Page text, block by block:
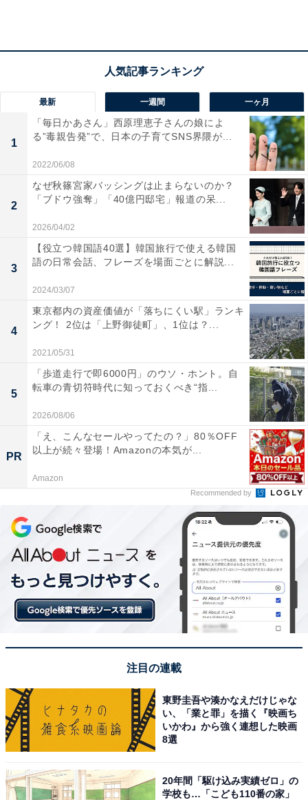
天然痘との共通点が多い「サル痘」…天然痘ワク
チンが有効
天然痘は、「天然痘ウイルス」を病原体とする感染症
で、致死率が30％と極めて高く、最も多くの人類の命を
奪った感染症として有名です。しかし19世紀末にイギリ
スの医師ジェンナーが天然痘ワクチンの「種痘」を開発
し、これが世界中に普及したことで、1980年に根絶され
一方、サル痘（monkeypox）は、天然痘ウイルスと類似
した「サル痘ウイルス」に感染することで発症します。
もともと研究用に飼育されていたサルの間で天然痘に似
た病気の集団感染が起きたことがきっかけで名付けられ
たのですが、げっ歯類や哺乳動物にも感染します。最近
発見された病気ではなく、1950年代にはアフリカで見つ
かっており、すでに一定の対策が講じられてきた病気で
す。人への感染が初めて確認されたのは1970年のことで
す。
サル痘ウイルスに感染すると発熱、頭痛、リンパ節腫脹
などの症状が数日間続き、遅れて発疹が現れます。致死
率は天然痘に比べると低いですが、小児や抵抗力の弱い
人は要注意です。
天然痘とサル痘は、別の感染症ですが類似点が多いこと
から、既に開発済みの天然痘のワクチンが使えるのでは
ないかと考えられ、以前より検討されてきた結果、すで
に有効性が確認されています。今回、世界的な感染拡大
が発覚した時点で、「天然痘ワクチンが有効である」と
いち早く公表されたのは、このためです。
最新 一週間 一ヶ月
1
「毎日かあさん」西原理恵子さんの娘によ
る”毒親告発”で、日本の子育てSNS界隈が...
2022/06/08
2
なぜ秋篠宮家バッシングは止まらないのか？
「ブドウ強奪」「40億円邸宅」報道の呆...
2026/04/02
3
【役立つ韓国語40選】韓国旅行で使える韓国
語の日常会話、フレーズを場面ごとに解説...
2024/03/07
4
東京都内の資産価値が「落ちにくい駅」ランキ
ング！ 2位は「上野御徒町」、1位は？...
2021/05/31
5
「歩道走行で即6000円」のウソ・ホント。自
転車の青切符時代に知っておくべき“指...
2026/08/06
PR
「え、こんなセールやってたの？」80％OFF
以上が続々登場！Amazonの本気が...
Amazon
Recommended by
注目の連載
東野圭吾や湊かなえだけじゃな
い、「業と罪」を描く『映画ち
いかわ』から強く連想した映画
8選
20年間「駆け込み実績ゼロ」の
学校も…「こども110番の家」